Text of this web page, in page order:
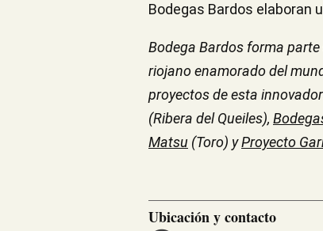
Bodegas Bardos elaboran
Bodega Bardos forma
riojano enamorado del
proyectos de esta
(Ribera del Queiles),
Matsu (Toro) yProyecto
Ubicación y contacto